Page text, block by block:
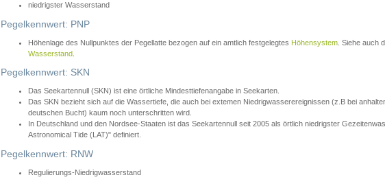
niedrigster Wasserstand
Pegelkennwert: PNP
Höhenlage des Nullpunktes der Pegellatte bezogen auf ein amtlich festgelegtes Höhensystem . Siehe auch
Wasserstand
Pegelkennwert: SKN
Das Seekartennull (SKN) ist eine örtliche Mindesttiefenangabe in Seekarten.
Das SKN bezieht sich auf die Wassertiefe, die auch bei extemen Niedrigwasserereignissen (z.B bei
deutschen Bucht) kaum noch unterschritten wird.
In Deutschland und den Nordsee-Staaten ist das Seekartennull seit 2005 als örtlich niedrigster
Astronomical Tide (LAT)" definiert.
Pegelkennwert: RNW
Regulierungs-Niedrigwasserstand